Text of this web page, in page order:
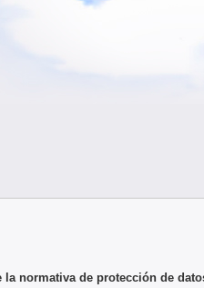
normativa de protección de